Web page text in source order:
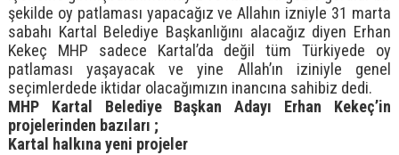
şekilde oy patlaması yapacağız ve Allahın izniyle 31 marta
sabahı Kartal Belediye Başkanlığını alacağız diyen Erhan
Kekeç MHP sadece Kartal’da değil tüm Türkiyede oy
patlaması yaşayacak ve yine Allah’ın iziniyle genel
seçimlerdede iktidar olacağımızın inancına sahibiz dedi.
MHP Kartal Belediye Başkan Adayı Erhan Kekeç’in
projelerinden bazıları ;
Kartal halkına yeni projeler